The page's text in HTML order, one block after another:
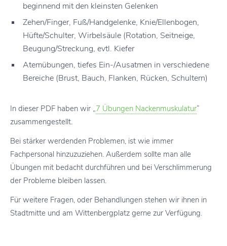
beginnend mit den kleinsten Gelenken
Zehen/Finger, Fuß/Handgelenke, Knie/Ellenbogen,
Hüfte/Schulter, Wirbelsäule (Rotation, Seitneige,
Beugung/Streckung, evtl. Kiefer
Atemübungen, tiefes Ein-/Ausatmen in verschiedene
Bereiche (Brust, Bauch, Flanken, Rücken, Schultern)
In dieser PDF haben wir „7 Übungen Nackenmuskulatur“
zusammengestellt.
Bei stärker werdenden Problemen, ist wie immer
Fachpersonal hinzuzuziehen. Außerdem sollte man alle
Übungen mit bedacht durchführen und bei Verschlimmerung
der Probleme bleiben lassen.
Für weitere Fragen, oder Behandlungen stehen wir ihnen in
Stadtmitte und am Wittenbergplatz gerne zur Verfügung.